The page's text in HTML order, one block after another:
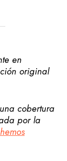
en
original
cobertura
por la